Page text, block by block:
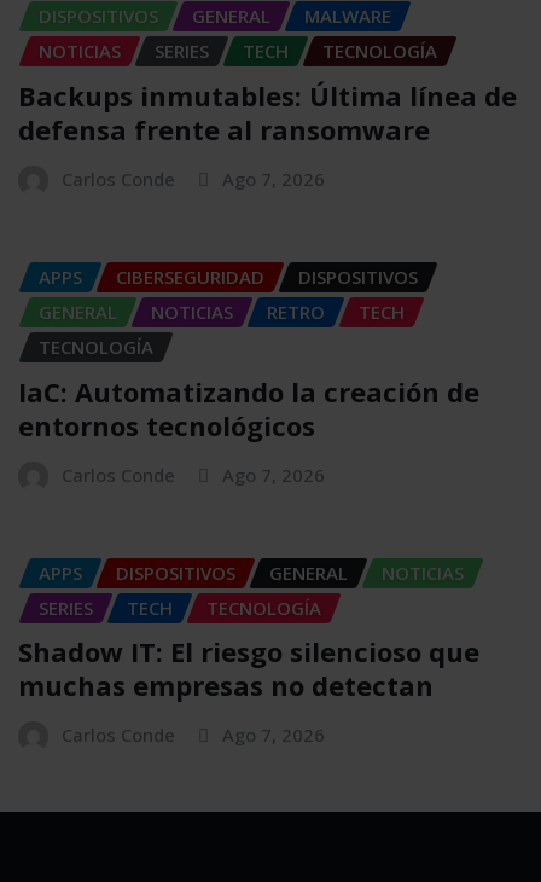
DISPOSITIVOS
GENERAL
MALWARE
NOTICIAS
SERIES TECH TECNOLOGÍA
Backups inmutables: Última línea de
defensa frente al ransomware
Carlos Conde Ago 7, 2026
APPS CIBERSEGURIDAD
DISPOSITIVOS
GENERAL
NOTICIAS RETRO
TECH
TECNOLOGÍA
IaC: Automatizando la creación de
entornos tecnológicos
Carlos Conde Ago 7, 2026
APPS DISPOSITIVOS GENERAL
NOTICIAS
SERIES
TECH TECNOLOGÍA
Shadow IT: El riesgo silencioso que
muchas empresas no detectan
Carlos Conde Ago 7, 2026